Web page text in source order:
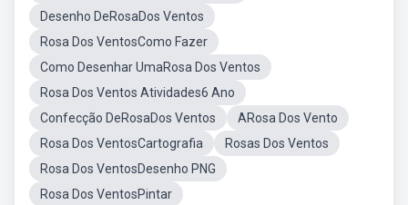
Desenho DeRosaDos Ventos
Rosa Dos VentosComo Fazer
Como Desenhar UmaRosa Dos Ventos
Rosa Dos Ventos Atividades6 Ano
Confecção DeRosaDos Ventos
ARosa Dos Vento
Rosa Dos VentosCartografia
Rosas Dos Ventos
Rosa Dos VentosDesenho PNG
Rosa Dos VentosPintar